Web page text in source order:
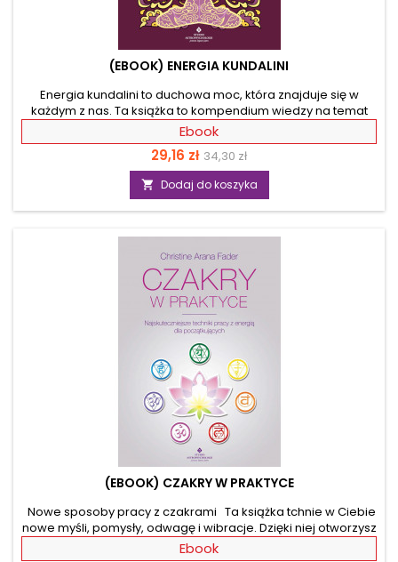
(EBOOK) ENERGIA KUNDALINI
Energia kundalini to duchowa moc, która znajduje się w
każdym z nas. Ta książka to kompendium wiedzy na temat
aktywacji kundalini i pracy z energią, które odmieni twoje
życie. Poznaj praktyczne ćwiczenia i rytuały, które pomogą ci
osiągnąć wewnętrzną harmonię, skutecznie aktywować
energię kundalini, oczyścić czakry i podnieść świadomość.
Książka wprowadzi cię w tajniki świętej sekrecji, duchowości
oraz kundalini, wyjaśniając objawy podniesienia oleju
Ebook
Cena
29,16 zł Cena
podstawowa
34,30 zł
 Dodaj do koszyka
(EBOOK) CZAKRY W PRAKTYCE
Nowe sposoby pracy z czakrami Ta książka tchnie w Ciebie
nowe myśli, pomysły, odwagę i wibracje. Dzięki niej otworzysz
swoje serce i przestaniesz się bać zmian. Staniesz się
Ebook